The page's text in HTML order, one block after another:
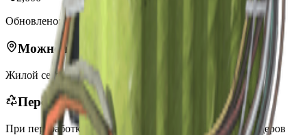
Обновлено:Jan 09, 2026
Можно найти в
Жилой сектор
Перерабатывается в
При переработке вы получите монет рейдеров